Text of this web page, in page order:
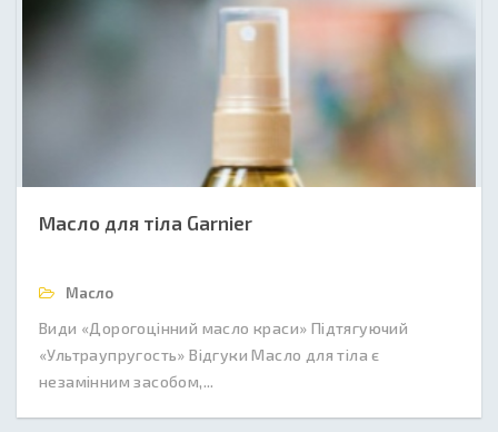
Масло для тіла Garnier
Масло
Види «Дорогоцінний масло краси» Підтягуючий
«Ультраупругость» Відгуки Масло для тіла є
незамінним засобом,...